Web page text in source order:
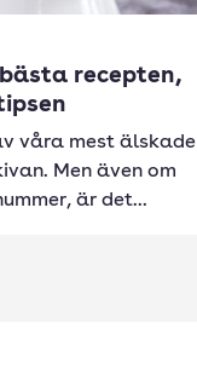
recepten,
våra mest älskade
Men även om
är det...